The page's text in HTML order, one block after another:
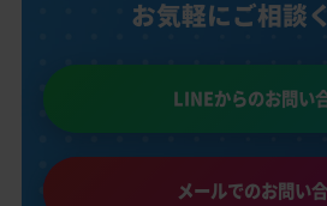
お気軽にご相談
LINEからのお問い
メールでのお問い